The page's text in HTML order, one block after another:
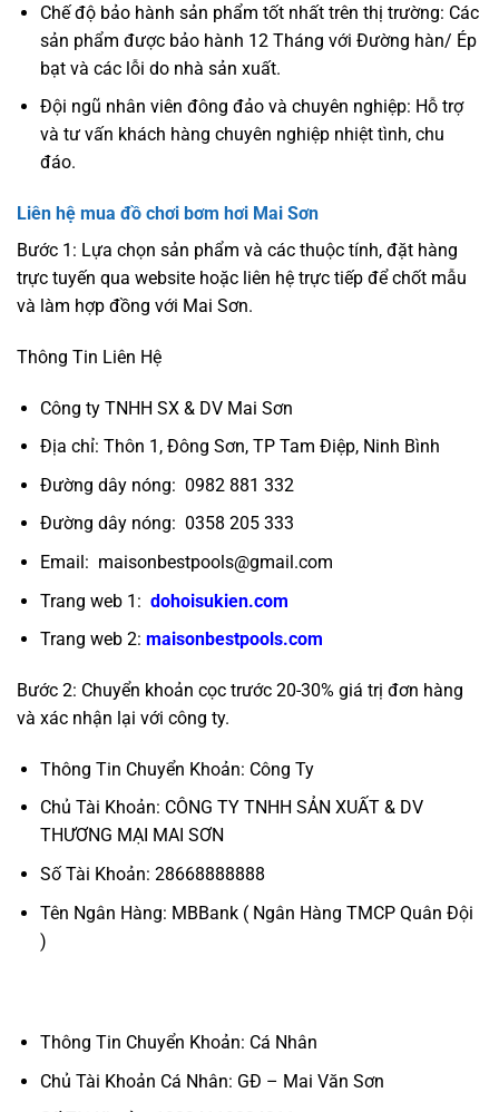
Chế độ bảo hành sản phẩm tốt nhất trên thị trường: Các
sản phẩm được bảo hành 12 Tháng với Đường hàn/ Ép
bạt và các lỗi do nhà sản xuất.
Đội ngũ nhân viên đông đảo và chuyên nghiệp: Hỗ trợ
và tư vấn khách hàng chuyên nghiệp nhiệt tình, chu
đáo.
Liên hệ mua đồ chơi bơm hơi Mai Sơn
Bước 1: Lựa chọn sản phẩm và các thuộc tính, đặt hàng
trực tuyến qua website hoặc liên hệ trực tiếp để chốt mẫu
và làm hợp đồng với Mai Sơn.
Thông Tin Liên Hệ
Công ty TNHH SX & DV Mai Sơn
Địa chỉ: Thôn 1, Đông Sơn, TP Tam Điệp, Ninh Bình
Đường dây nóng: 0982 881 332
Đường dây nóng: 0358 205 333
Email: maisonbestpools@gmail.com
Trang web 1: dohoisukien.com
Trang web 2: maisonbestpools.com
Bước 2: Chuyển khoản cọc trước 20-30% giá trị đơn hàng
và xác nhận lại với công ty.
Thông Tin Chuyển Khoản: Công Ty
Chủ Tài Khoản: CÔNG TY TNHH SẢN XUẤT & DV
THƯƠNG MẠI MAI SƠN
Số Tài Khoản: 28668888888
Tên Ngân Hàng: MBBank ( Ngân Hàng TMCP Quân Đội
)
Thông Tin Chuyển Khoản: Cá Nhân
Chủ Tài Khoản Cá Nhân: GĐ – Mai Văn Sơn